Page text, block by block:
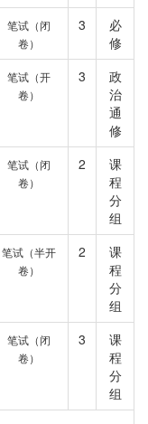
笔试（闭
卷）
3
必
修
笔试（开
卷）
3
政
治
通
修
笔试（闭
卷）
2
课
程
分
组
笔试（半开
卷）
2
课
程
分
组
笔试（闭
卷）
3
课
程
分
组